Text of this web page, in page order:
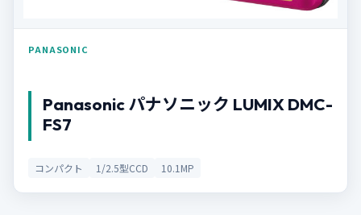
PANASONIC
Panasonic パナソニック LUMIX DMC-
FS7
コンパクト 1/2.5型CCD 10.1MP